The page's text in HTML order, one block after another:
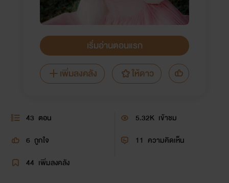
เริ่มอ่านตอนแรก
เพิ่มลงคลัง
ให้ดาว
43 ตอน 5.32K เข้าชม
6 ถูกใจ 11 ความคิดเห็น
44 เพิ่มลงคลัง